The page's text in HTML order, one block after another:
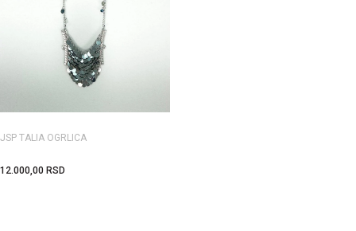
JSP TALIA OGRLICA
12.000,00 RSD